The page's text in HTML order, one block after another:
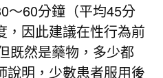
～60分鐘（平均45分
，因此建議在性行為前
既然是藥物，多少都
說明，少數患者服用後